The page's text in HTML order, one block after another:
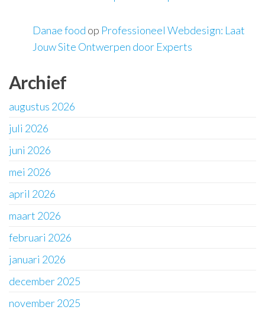
Danae food op Professioneel Webdesign: Laat
Jouw Site Ontwerpen door Experts
Archief
augustus 2026
juli 2026
juni 2026
mei 2026
april 2026
maart 2026
februari 2026
januari 2026
december 2025
november 2025